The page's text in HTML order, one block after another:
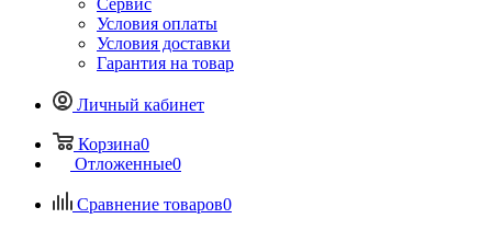
Сервис
Условия оплаты
Условия доставки
Гарантия на товар
Личный кабинет
Корзина0
Отложенные0
Сравнение товаров0